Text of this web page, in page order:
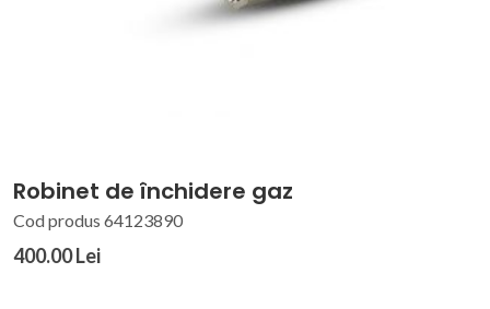
Robinet de închidere gaz
Cod produs 64123890
400.00 Lei